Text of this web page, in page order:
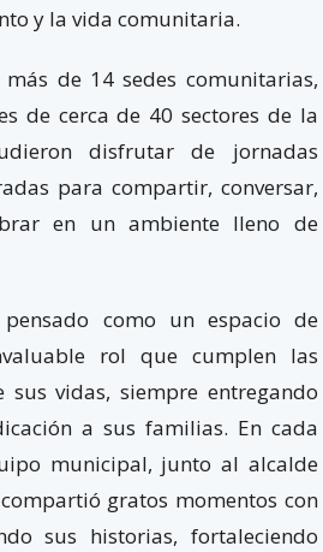
y la vida comunitaria.
de 14 sedes comunitarias,
de cerca de 40 sectores de la
disfrutar de jornadas
para compartir, conversar,
en un ambiente lleno de
como un espacio de
rol que cumplen las
vidas, siempre entregando
a sus familias. En cada
municipal, junto al alcalde
gratos momentos con
sus historias, fortaleciendo